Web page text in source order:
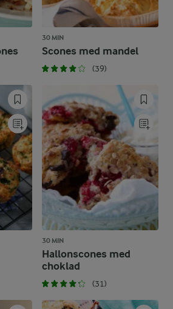
30 MIN
Scones med mandel
(39)
30 MIN
Hallonscones med
choklad
(31)